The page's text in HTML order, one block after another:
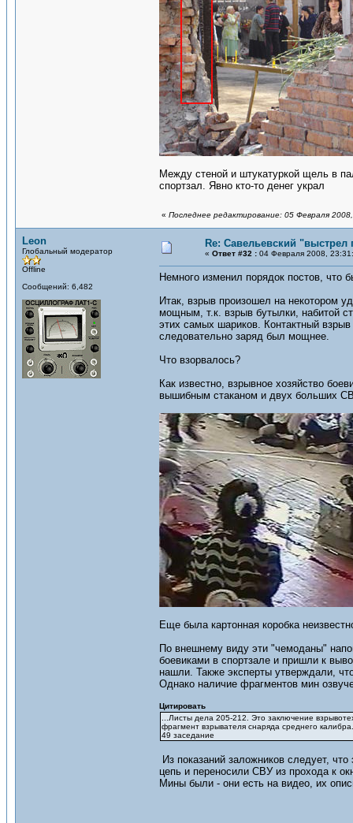
Между стеной и штукатуркой щель в
спортзал. Явно кто-то денег украл
« Последнее редактирование: 05 Февраля
Leon
Глобальный модератор
Offline
Сообщений: 6,482
Re: Савельевский "выстрел
« Ответ #32 : 04 Февраля 2008,
Немного изменил порядок постов, что
Итак, взрыв произошел на некотором
мощным, т.к. взрыв бутылки, набитой
этих самых шариков. Контактный
следовательно заряд был мощнее.
Что взорвалось?
Как известно, взрывное хозяйство
вышибным стаканом и двух больших
Еще была картонная коробка
По внешнему виду эти "чемоданы"
боевиками в спортзале и пришли к
нашли. Также эксперты утверждали,
Однако наличие фрагментов мин
Цитировать
...Листы дела 205-212. Это заключение
фрагмент взрывателя снаряда среднего
49 заседание
Из показаний заложников следует,
цепь и переносили СВУ из прохода к
Мины были - они есть на видео, их